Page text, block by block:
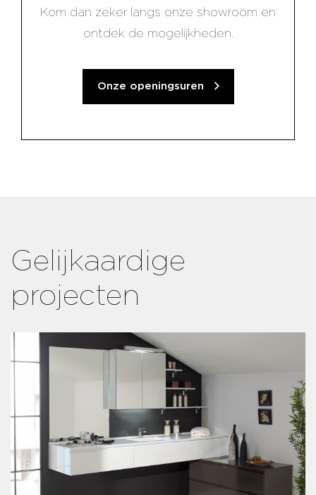
Kom dan zeker langs onze showroom en
ontdek de mogelijkheden.
Onze openingsuren
Gelijkaardige
projecten